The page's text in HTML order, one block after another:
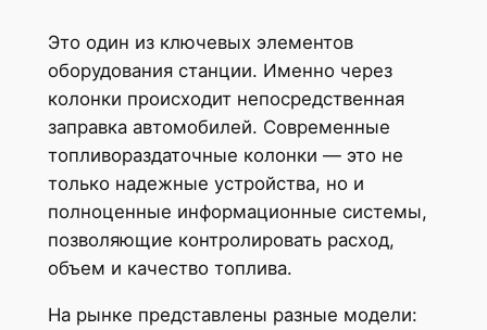
Это один из ключевых элементов
оборудования станции. Именно через
колонки происходит непосредственная
заправка автомобилей. Современные
топливораздаточные колонки — это не
только надежные устройства, но и
полноценные информационные системы,
позволяющие контролировать расход,
объем и качество топлива.
На рынке представлены разные модели: